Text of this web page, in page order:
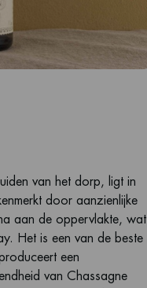
van het dorp, ligt in
door aanzienlijke
aan de oppervlakte, wat
Het is een van de beste
een
van Chassagne